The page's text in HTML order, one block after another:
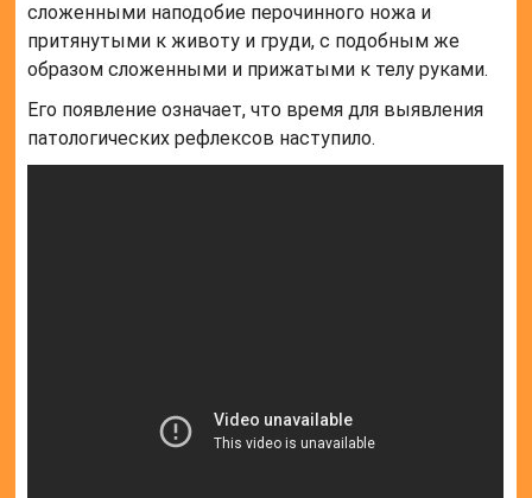
сложенными наподобие перочинного ножа и
притянутыми к животу и груди, с подобным же
образом сложенными и прижатыми к телу руками.
Его появление означает, что время для выявления
патологических рефлексов наступило.